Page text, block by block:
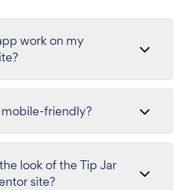
work on my
friendly?
look of the Tip Jar
site?